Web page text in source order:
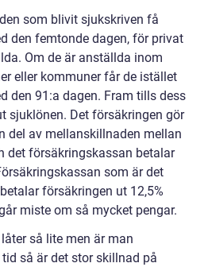
som blivit sjukskriven få
den femtonde dagen, för privat
Om de är anställda inom
eller kommuner får de istället
den 91:a dagen. Fram tills dess
sjuklönen. Det försäkringen gör
del av mellanskillnaden mellan
det försäkringskassan betalar
som är det
försäkringen ut 12,5%
miste om så mycket pengar.
så lite men är man
så är det stor skillnad på